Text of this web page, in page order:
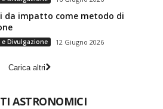
da impatto come metodo di
Divulgazione 12 Giugno 2026
Carica altri
ASTRONOMICI